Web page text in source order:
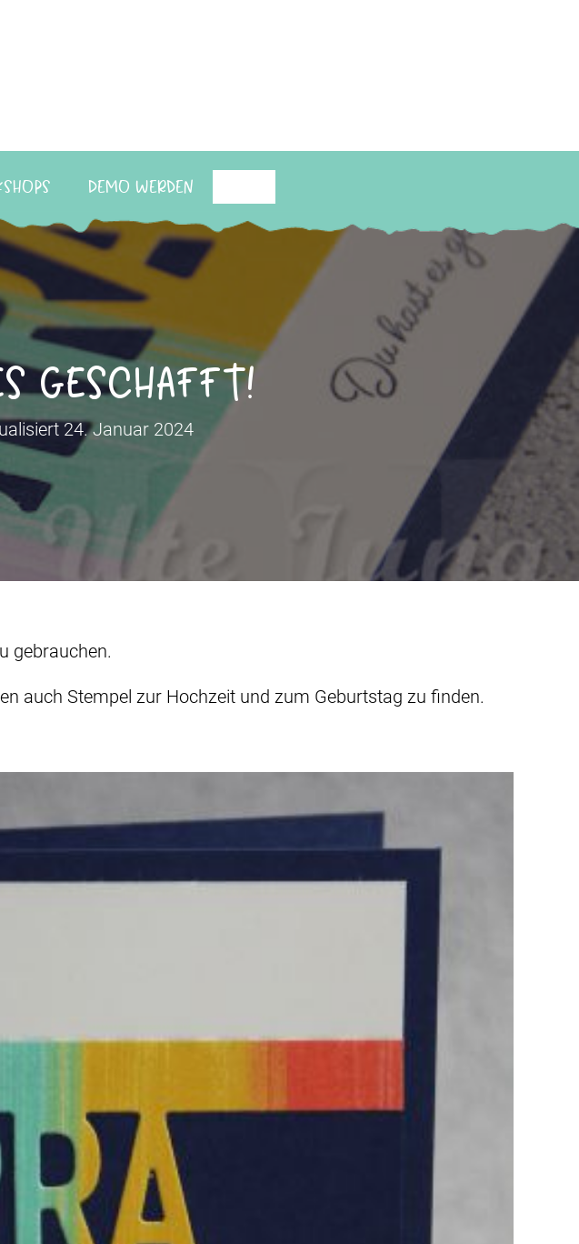
Demo werden
geschafft!
24. Januar 2024
gebrauchen.
auch Stempel zur Hochzeit und zum Geburtstag zu finden.